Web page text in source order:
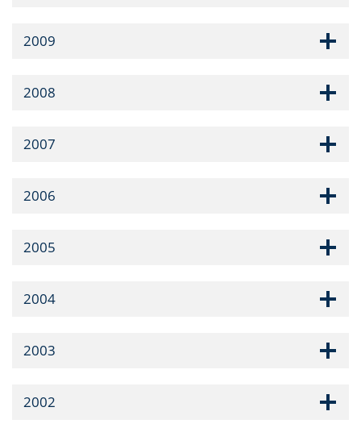
2009
2008
2007
2006
2005
2004
2003
2002